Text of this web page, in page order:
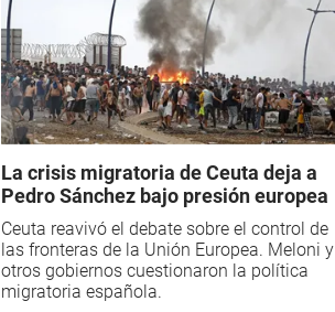
La crisis migratoria de Ceuta deja a
Pedro Sánchez bajo presión europea
Ceuta reavivó el debate sobre el control de
las fronteras de la Unión Europea. Meloni y
otros gobiernos cuestionaron la política
migratoria española.